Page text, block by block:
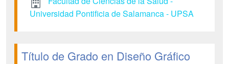
Universidad Pontificia de Salamanca - UPSA
Título de Grado en Diseño Gráfico